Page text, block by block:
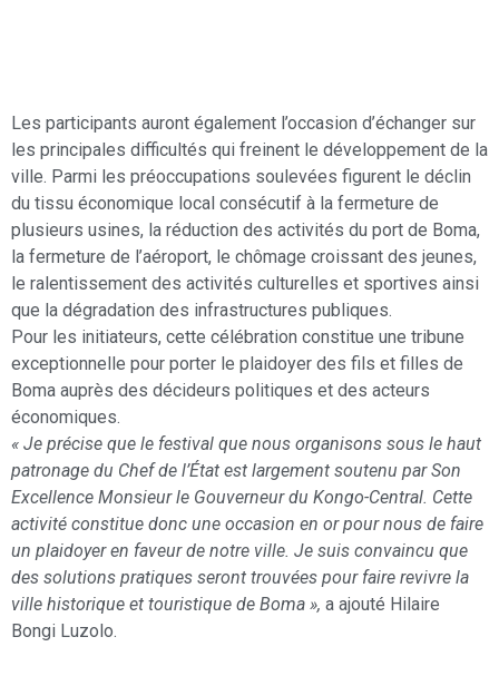
Les participants auront également l’occasion d’échanger sur
les principales difficultés qui freinent le développement de la
ville. Parmi les préoccupations soulevées figurent le déclin
du tissu économique local consécutif à la fermeture de
plusieurs usines, la réduction des activités du port de Boma,
la fermeture de l’aéroport, le chômage croissant des jeunes,
le ralentissement des activités culturelles et sportives ainsi
que la dégradation des infrastructures publiques.
Pour les initiateurs, cette célébration constitue une tribune
exceptionnelle pour porter le plaidoyer des fils et filles de
Boma auprès des décideurs politiques et des acteurs
économiques.
« Je précise que le festival que nous organisons sous le haut
patronage du Chef de l’État est largement soutenu par Son
Excellence Monsieur le Gouverneur du Kongo-Central. Cette
activité constitue donc une occasion en or pour nous de faire
un plaidoyer en faveur de notre ville. Je suis convaincu que
des solutions pratiques seront trouvées pour faire revivre la
ville historique et touristique de Boma », a ajouté Hilaire
Bongi Luzolo.